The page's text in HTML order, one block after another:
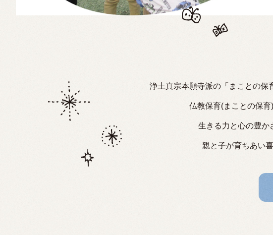
浄土真宗本願寺派の「まことの保
仏教保育(まことの保育)
生きる力と心の豊か
親と子が育ちあい